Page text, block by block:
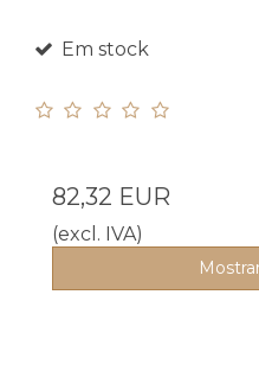
Em stock
82,32 EUR
(excl. IVA)